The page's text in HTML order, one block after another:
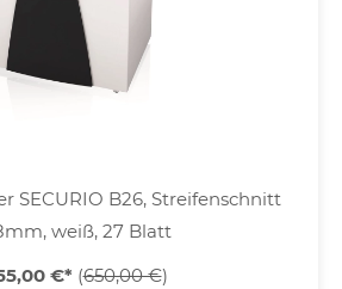
SECURIO B26, Streifenschnitt
weiß, 27 Blatt
€* (650,00 €)